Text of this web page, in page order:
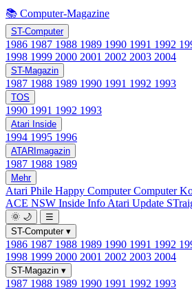
📚 Computer-Magazine
ST-Computer
1986 1987 1988 1989 1990 1991 1992
1998 1999 2000 2001 2002 2003 2004
ST-Magazin
1987 1988 1989 1990 1991 1992 1993
TOS
1990 1991 1992 1993
Atari Inside
1994 1995 1996
ATARImagazin
1987 1988 1989
Mehr
Atari Phile Happy ComputerComputer
ACE NSW Inside Info Atari Update
🌞 🌙
☰
ST-Computer ▾
1986 1987 1988 1989 1990 1991 1992
1998 1999 2000 2001 2002 2003 2004
ST-Magazin ▾
1987 1988 1989 1990 1991 1992 1993